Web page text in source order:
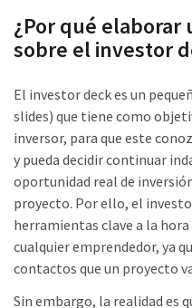
¿Por qué
sobre el investor
El investor deck es un
slides) que tiene como
inversor, para que este
y pueda decidir continuar
oportunidad real de
proyecto. Por ello, el
herramientas clave a la
cualquier emprendedor, ya
contactos que un proyecto
Sin embargo, la realidad es